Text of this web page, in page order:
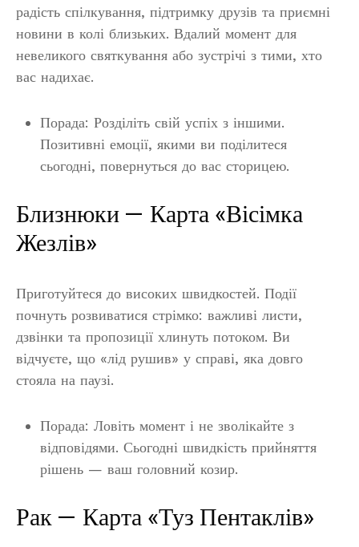
радість спілкування, підтримку друзів та приємні
новини в колі близьких. Вдалий момент для
невеликого святкування або зустрічі з тими, хто
вас надихає.
Порада: Розділіть свій успіх з іншими.
Позитивні емоції, якими ви поділитеся
сьогодні, повернуться до вас сторицею.
Близнюки — Карта «Вісімка
Жезлів»
Приготуйтеся до високих швидкостей. Події
почнуть розвиватися стрімко: важливі листи,
дзвінки та пропозиції хлинуть потоком. Ви
відчуєте, що «лід рушив» у справі, яка довго
стояла на паузі.
Порада: Ловіть момент і не зволікайте з
відповідями. Сьогодні швидкість прийняття
рішень — ваш головний козир.
Рак — Карта «Туз Пентаклів»